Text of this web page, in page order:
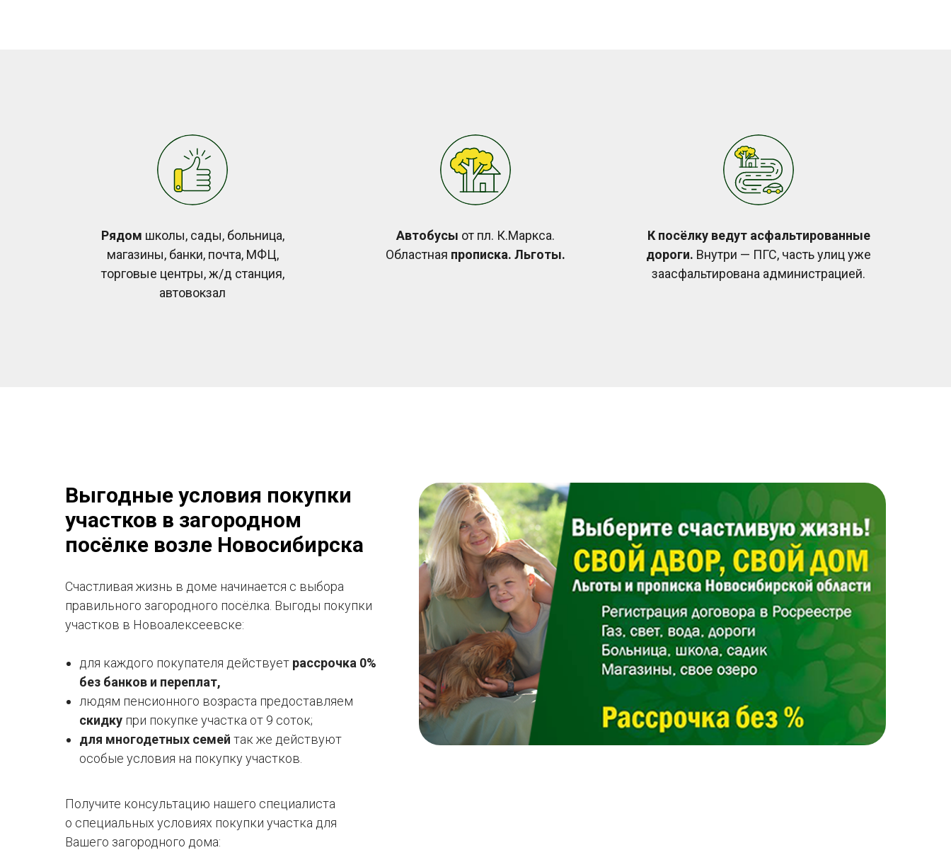
Рядом школы, сады, больница,
магазины, банки, почта, МФЦ,
торговые центры, ж/д станция,
автовокзал
Автобусы от пл. К.Маркса.
Областная прописка. Льготы.
К посёлку ведут асфальтированные
дороги. Внутри — ПГС, часть улиц уже
заасфальтирована администрацией.
Выгодные условия покупки
участков в загородном
посёлке возле Новосибирска
Счастливая жизнь в доме начинается с выбора
правильного загородного посёлка. Выгоды покупки
участков в Новоалексеевске:
для каждого покупателя действует рассрочка 0%
без банков и переплат,
людям пенсионного возраста предоставляем
скидку при покупке участка от 9 соток;
для многодетных семей так же действуют
особые условия на покупку участков.
Получите консультацию нашего специалиста
о специальных условиях покупки участка для
Вашего загородного дома: